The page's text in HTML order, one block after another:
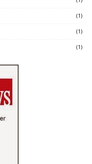
(1)
(1)
(1)